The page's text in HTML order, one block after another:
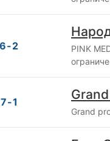
2
PINK
1
Grand